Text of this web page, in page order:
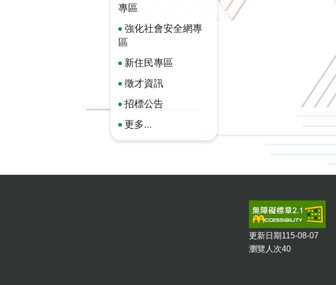
專區
強化社會安全網專
區
新住民專區
徵才資訊
招標公告
更多...
更新日期115-08-07
瀏覽人次40